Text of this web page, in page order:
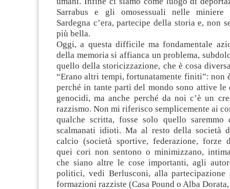
Sarrabus e gli omosessuali nelle
Sardegna c’era, partecipe della storia e, non
più bella.
Oggi, a questa difficile ma fondamentale
della memoria si affianca un problema,
quello della storicizzazione, che è cosa
“Erano altri tempi, fortunatamente finiti”: non
perché in tante parti del mondo sono attive
genocidi, ma anche perché da noi c’è un
razzismo. Non mi riferisco semplicemente ai
qualche scritta, fosse solo quello saremmo
scalmanati idioti. Ma al resto della società
calcio (società sportive, federazione, forze
quei cori non sentono o minimizzano,
che siano altre le cose importanti, agli
politici, vedi Berlusconi, alla
formazioni razziste (Casa Pound o Alba